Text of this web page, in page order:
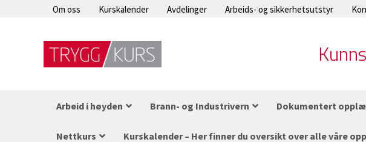
Om oss Kurskalender Avdelinger Arbeids- og sikkerhetsutstyr
Arbeid i høyden Brann- og Industrivern Dokumentert
Nettkurs Kurskalender – Her finner du oversikt over alle våre